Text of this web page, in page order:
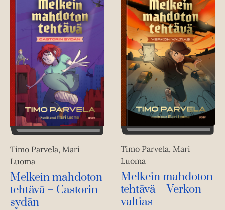
Timo Parvela, Mari
Luoma
Melkein mahdoton
tehtävä – Castorin
sydän
Timo Parvela, Mari
Luoma
Melkein mahdoton
tehtävä – Verkon
valtias